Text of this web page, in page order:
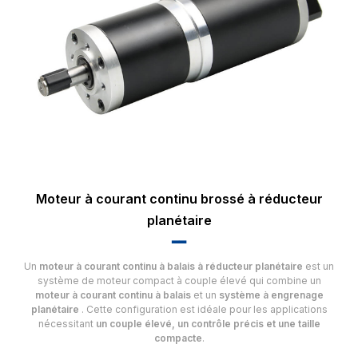
Moteur à courant continu brossé à réducteur
planétaire
▂▂
Un moteur à courant continu à balais à réducteur planétaire est un
système de moteur compact à couple élevé qui combine un
moteur à courant continu à balais et un système à engrenage
planétaire . Cette configuration est idéale pour les applications
nécessitant un couple élevé, un contrôle précis et une taille
compacte.